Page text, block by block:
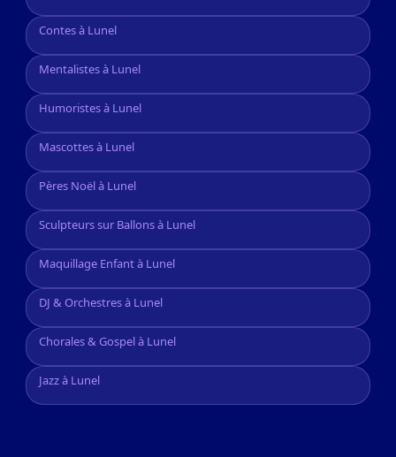
Contes à Lunel
Mentalistes à Lunel
Humoristes à Lunel
Mascottes à Lunel
Pères Noël à Lunel
Sculpteurs sur Ballons à Lunel
Maquillage Enfant à Lunel
DJ & Orchestres à Lunel
Chorales & Gospel à Lunel
Jazz à Lunel